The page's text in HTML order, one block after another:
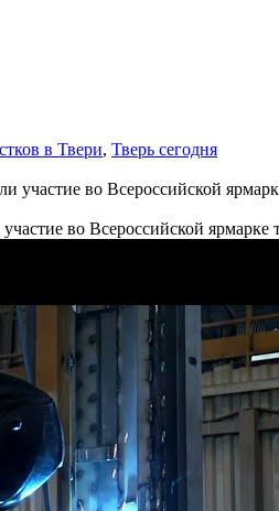
в Твери, Тверь сегодня
во Всероссийской ярмарке